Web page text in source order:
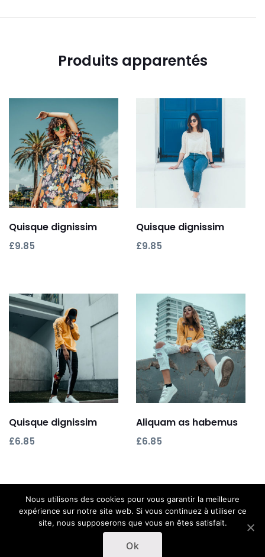
Produits apparentés
Ajouter au panier
Quisque dignissim
£9.85
Ajouter au panier
Quisque dignissim
£9.85
Ajouter au panier
Quisque dignissim
£6.85
Ajouter au panier
Aliquam as habemus
£6.85
Nous utilisons des cookies pour vous garantir la meilleure
expérience sur notre site web. Si vous continuez à utiliser ce
site, nous supposerons que vous en êtes satisfait.
Ok